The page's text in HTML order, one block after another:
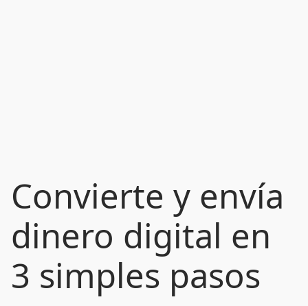
Convierte y envía
dinero digital en
3 simples pasos